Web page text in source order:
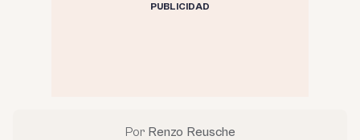
PUBLICIDAD
Por Renzo Reusche